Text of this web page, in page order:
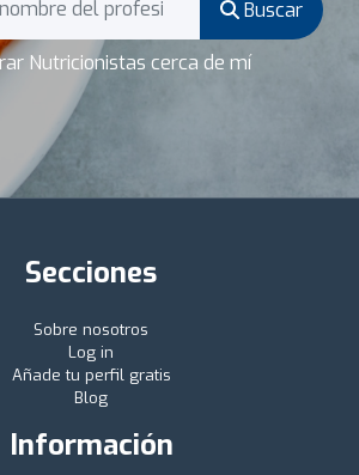
Buscar
Nutricionistas cerca de mí
Secciones
Sobre nosotros
Log in
Añade tu perfil gratis
Blog
Información